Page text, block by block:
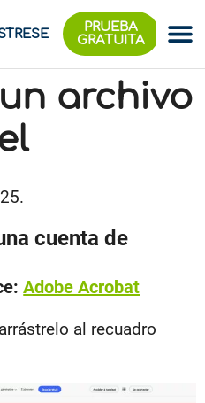
PRUEBA
GRATUITA
archivo
cuenta de
Adobe Acrobat
al recuadro